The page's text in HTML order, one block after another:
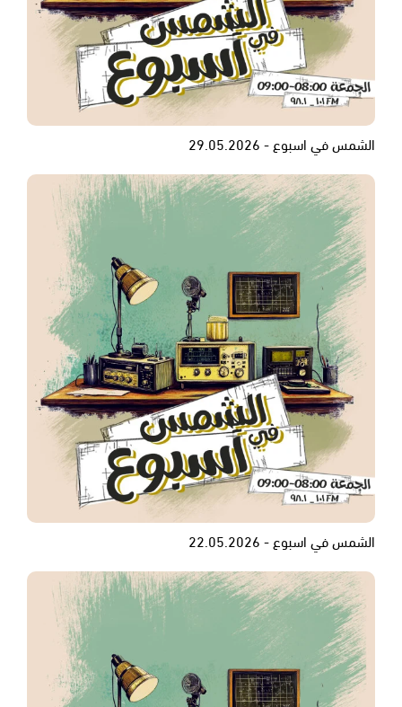
الشمس في اسبوع - 29.05.2026
الشمس في اسبوع - 22.05.2026